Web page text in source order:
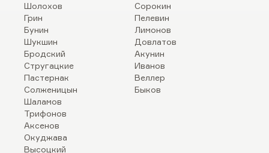
Шолохов
Грин
Бунин
Шукшин
Бродский
Стругацкие
Пастернак
Солженицын
Шаламов
Трифонов
Аксенов
Окуджава
Высоцкий
Сорокин
Пелевин
Лимонов
Довлатов
Акунин
Иванов
Веллер
Быков